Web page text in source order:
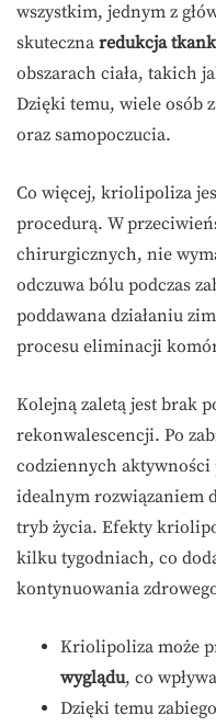
wszystkim, jednym z
skuteczna redukcja
obszarach ciała, takich
Dzięki temu, wiele osób
oraz samopoczucia.
Co więcej, kriolipoliza
procedurą. W
chirurgicznych, nie
odczuwa bólu podczas
poddawana działaniu
procesu eliminacji
Kolejną zaletą jest brak
rekonwalescencji. Po
codziennych aktywności
idealnym rozwiązaniem
tryb życia. Efekty
kilku tygodniach, co
kontynuowania
Kriolipoliza może
wyglądu, co
Dzięki temu